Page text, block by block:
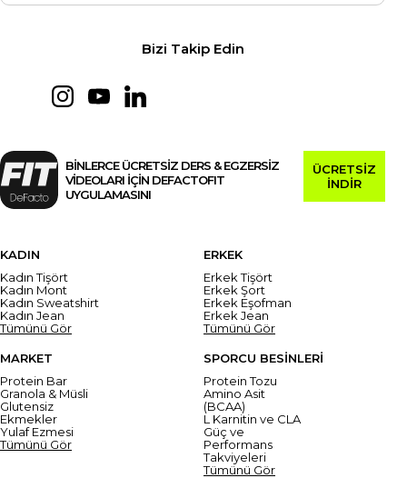
Bizi Takip Edin
BİNLERCE ÜCRETSİZ DERS & EGZERSİZ
VİDEOLARI İÇİN DEFACTOFIT
UYGULAMASINI
ÜCRETSİZ
İNDİR
KADIN
Kadın Tişört
Kadın Mont
Kadın Sweatshirt
Kadın Jean
Tümünü Gör
ERKEK
Erkek Tişört
Erkek Şort
Erkek Eşofman
Erkek Jean
Tümünü Gör
MARKET
Protein Bar
Granola & Müsli
Glutensiz
Ekmekler
Yulaf Ezmesi
Tümünü Gör
SPORCU BESİNLERİ
Protein Tozu
Amino Asit
(BCAA)
L Karnitin ve CLA
Güç ve
Performans
Takviyeleri
Tümünü Gör